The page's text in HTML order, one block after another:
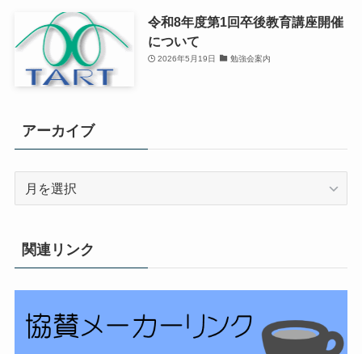
令和8年度第1回卒後教育講座開催
について
2026年5月19日 勉強会案内
アーカイブ
イ
ブ
関連リンク